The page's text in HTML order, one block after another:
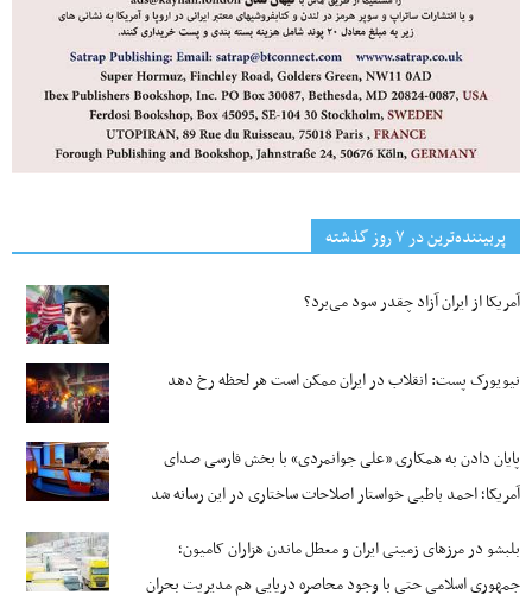
پربیننده‌ترین‌ در ۷ روز گذشته
آمریکا از ایران آزاد چقدر سود می‌برد؟
نیویورک پست: انقلاب در ایران ممکن است هر لحظه رخ دهد
پایان دادن به همکاری «علی جوانمردی» با بخش فارسی صدای
آمریکا؛ احمد باطبی خواستار اصلاحات ساختاری در این رسانه شد
بلبشو در مرزهای زمینی ایران و معطل ماندن هزاران کامیون؛
جمهوری اسلامی حتی با وجود محاصره دریایی هم مدیریت بحران